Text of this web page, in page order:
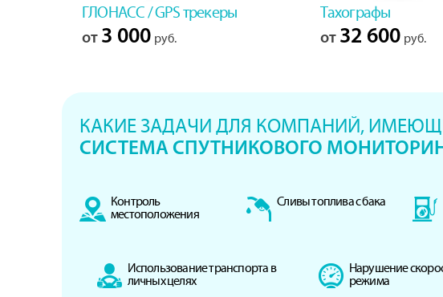
ГЛОНАСС / GPS трекеры
от 3 000 руб.
Тахографы
от 32 600 руб.
КАКИЕ ЗАДАЧИ ДЛЯ КОМПАНИЙ,
СИСТЕМА СПУТНИКОВОГО
Контроль
местоположения
Сливы топлива с бака
Использование транспорта в
личных целях
Нарушение
режима